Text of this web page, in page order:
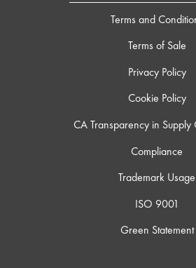
Terms and
Terms of Sale
Privacy Policy
Cookie Policy
CA Transparency in Supply
Compliance
Trademark Usage
ISO 9001
Green Statement